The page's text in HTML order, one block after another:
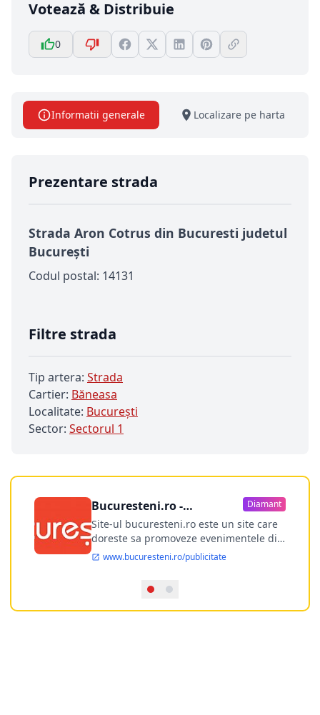
Votează & Distribuie
0
Informatii generale Localizare pe harta
Prezentare strada
Strada Aron Cotrus din Bucuresti judetul
București
Codul postal: 14131
Filtre strada
Tip artera: Strada
Cartier: Băneasa
Localitate: Bucureşti
Sector: Sectorul 1
Bucuresteni.ro -
publicitate online
Diamant
Site-ul bucuresteni.ro este un site care
doreste sa promoveze evenimentele din
Bucuresti si nu numai, sa puna la
Bucuresti-ului, si in acelasi timp sa
ofere posibilitatea firmel...
www.bucuresteni.ro/publicitate